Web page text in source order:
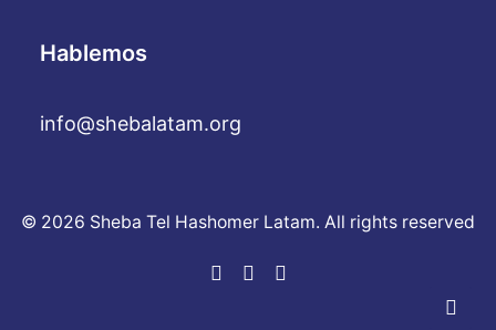
Hablemos
info@shebalatam.org
© 2026 Sheba Tel Hashomer Latam. All rights reserved